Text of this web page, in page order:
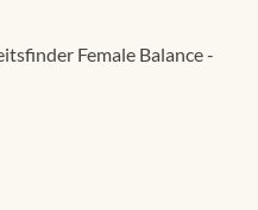
Female Balance -